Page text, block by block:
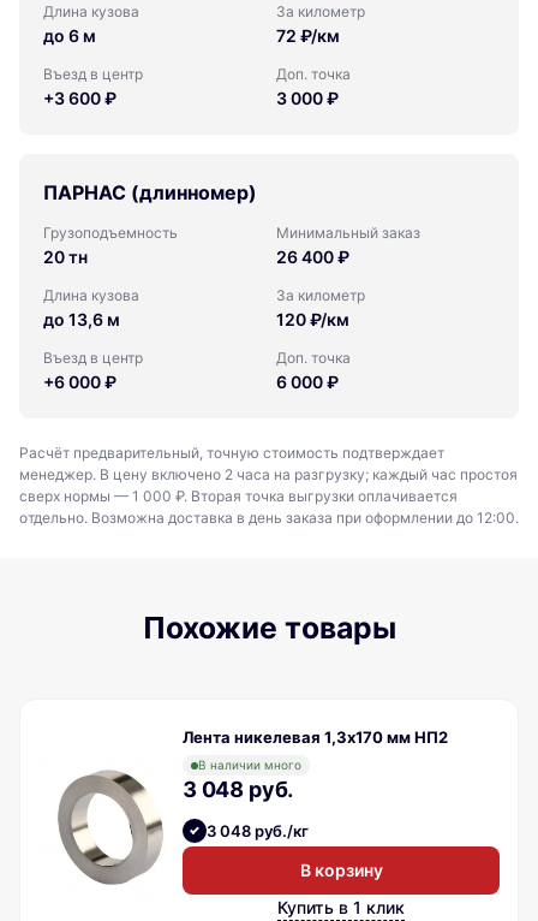
Длина кузова
до 6 м
За километр
72 ₽/км
Въезд в центр
+3 600 ₽
Доп. точка
3 000 ₽
ПАРНАС (длинномер)
Грузоподъемность
20 тн
Минимальный заказ
26 400 ₽
Длина кузова
до 13,6 м
За километр
120 ₽/км
Въезд в центр
+6 000 ₽
Доп. точка
6 000 ₽
Расчёт предварительный, точную стоимость подтверждает
менеджер. В цену включено 2 часа на разгрузку; каждый час простоя
сверх нормы — 1 000 ₽. Вторая точка выгрузки оплачивается
отдельно. Возможна доставка в день заказа при оформлении до 12:00.
Похожие товары
Лента никелевая 1,3х170 мм НП2
В наличии много
3 048 руб.
3 048 руб./кг
В корзину
Купить в 1 клик